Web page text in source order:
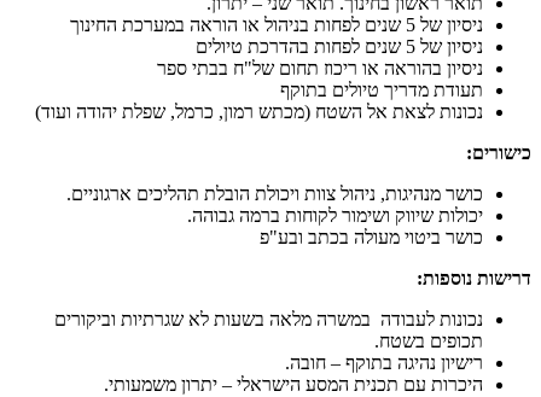
ניסיון של 5 שנים לפחות בניהול או הוראה במערכת החינוך
ניסיון של 5 שנים לפחות בהדרכת טיולים
ניסיון בהוראה או ריכוז תחום של"ח בבתי ספר
תעודת מדריך טיולים בתוקף
נכונות לצאת אל השטח (מכתש רמון, כרמל, שפלת יהודה ועוד)
כישורים:
כושר מנהיגות, ניהול צוות ויכולת הובלת תהליכים ארגוניים.
יכולות שיווק ושימור לקוחות ברמה גבוהה.
כושר ביטוי מעולה בכתב ובע"פ
דרישות נוספות:
נכונות לעבודה במשרה מלאה בשעות לא שגרתיות וביקורים
תכופים בשטח.
רישיון נהיגה בתוקף – חובה.
היכרות עם תכנית המסע הישראלי – יתרון משמעותי.